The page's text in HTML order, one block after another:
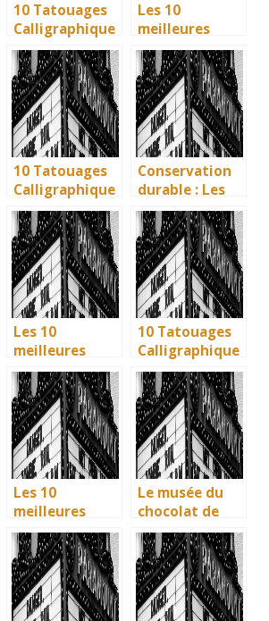
10 Tatouages
Calligraphique
s : Citations et
Phrases
Uniques pour
immortaliser
vos amitiés
Les 10
meilleures
villes d’Italie à
visiter en 2025
: Ravenne, la
ville aux huit
monuments
UNESCO
10 Tatouages
Calligraphique
s : Citations et
Phrases
Uniques pour
immortaliser
vos amitiés
Conservation
durable : Les
nouvelles
méthodes
écologiques du
British
Museum
Les 10
meilleures
villes d’Italie à
visiter en 2025
: Ravenne, la
ville aux huit
monuments
UNESCO
10 Tatouages
Calligraphique
s : Citations et
Phrases
Uniques pour
immortaliser
vos amitiés
Les 10
meilleures
villes d’Italie à
visiter en 2025
: Ravenne, la
ville aux huit
monuments
Le musée du
chocolat de
Bayonne : la
mémoire
vivante des
artisans
basques